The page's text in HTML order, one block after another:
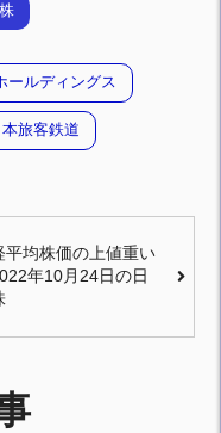
ールディングス
旅客鉄道
平均株価の上値重い
年10月24日の日